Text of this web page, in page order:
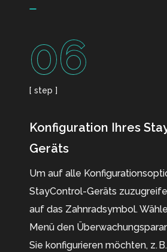
06
[ step ]
Konfiguration Ihres
Geräts
Um auf alle
StayControl-Geräts
auf das Zahnradsymbol.
Menü den
Sie konfigurieren möchten, z.